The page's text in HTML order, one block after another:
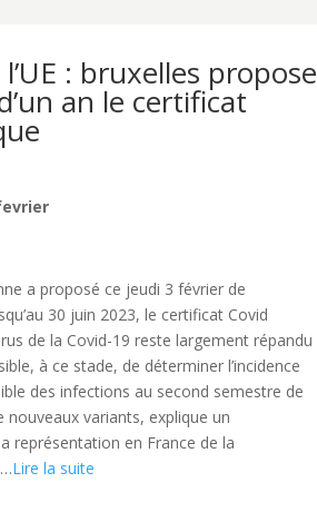
: bruxelles propose
an le certificat
a proposé ce jeudi 3 février de
30 juin 2023, le certificat Covid
de la Covid-19 reste largement répandu
à ce stade, de déterminer l’incidence
des infections au second semestre de
nouveaux variants, explique un
représentation en France de la
Lire la suite